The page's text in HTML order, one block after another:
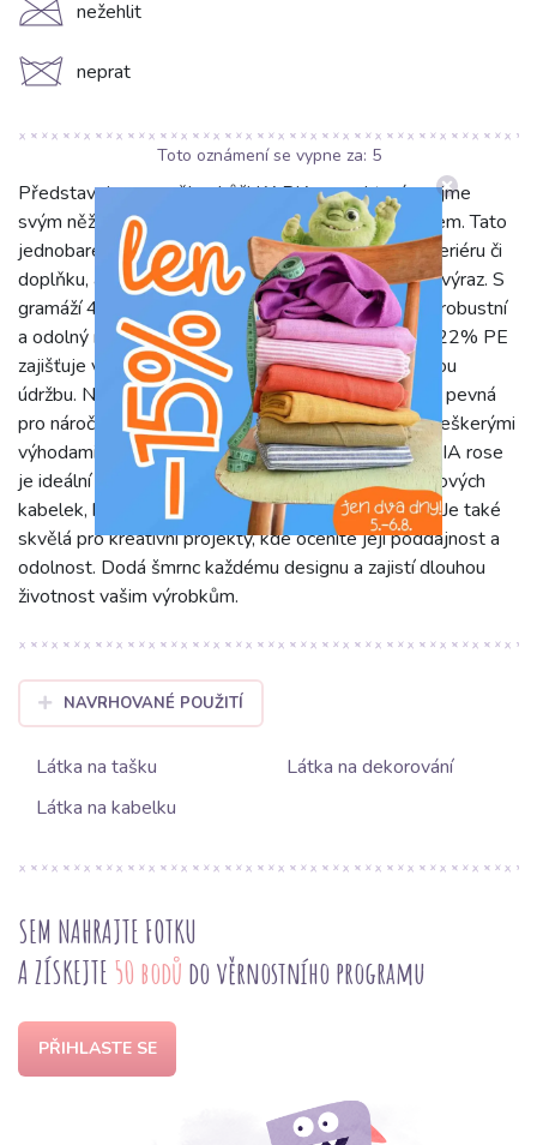
C nežehlit
d neprat
Představujeme umělou kůži KARIA rose, která zaujme
svým něžným a zároveň moderním růžovým odstínem. Tato
jednobarevná látka vdechne originalitu každému interiéru či
doplňku, ať už hledáte jemný akcent nebo odvážný výraz. S
gramáží 400 g/m2 a šířkou 135 cm je KARIA rose robustní
a odolný materiál. Její složení 76% PVC, 2% PU a 22% PE
zajišťuje vysokou pevnost, stálobarevnost a snadnou
údržbu. Na dotek je příjemná a zároveň dostatečně pevná
pro náročné projekty, imitující vzhled pravé kůže s veškerými
výhodami syntetického materiálu. Umělá kůže KARIA rose
je ideální volbou pro čalounění nábytku, výrobu stylových
kabelek, batohů, opasků či jiných módních doplňků. Je také
skvělá pro kreativní projekty, kde oceníte její poddajnost a
odolnost. Dodá šmrnc každému designu a zajistí dlouhou
životnost vašim výrobkům.
NAVRHOVANÉ POUŽITÍ
Látka na tašku
Látka na dekorování
Látka na kabelku
SEM NAHRAJTE FOTKU
A ZÍSKEJTE 50 bodů do věrnostního programu
PŘIHLASTE SE
Toto oznámení se vypne za: 4